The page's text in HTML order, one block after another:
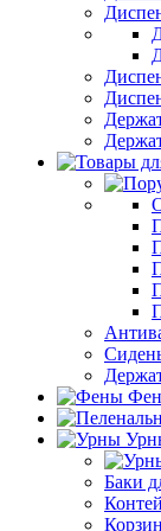
Баки